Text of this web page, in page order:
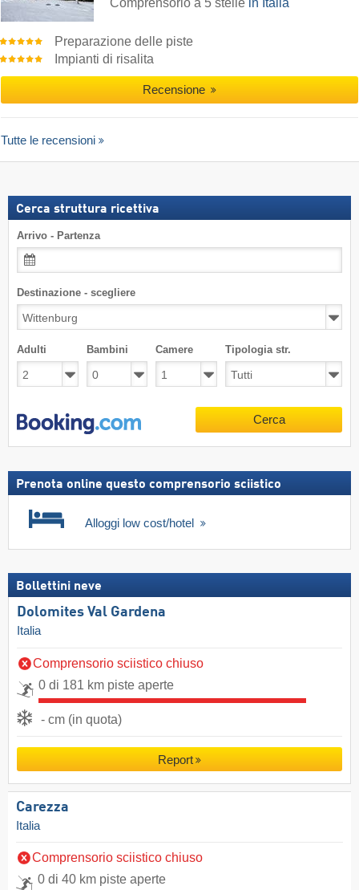
Preparazione delle piste
Impianti di risalita
Recensione
Tutte le recensioni
Cerca struttura ricettiva
Arrivo - Partenza
Destinazione - scegliere
Adulti Bambini Camere Tipologia str.
Cerca
Prenota online questo comprensorio sciistico
Alloggi low cost/hotel
Bollettini neve
Dolomites Val Gardena
Italia
Comprensorio sciistico chiuso
0 di 181 km piste aperte
- cm (in quota)
Report
Carezza
Italia
Comprensorio sciistico chiuso
0 di 40 km piste aperte